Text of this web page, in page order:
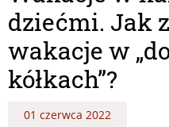
dziećmi. Jak
wakacje w
kółkach”?
01 czerwca 2022